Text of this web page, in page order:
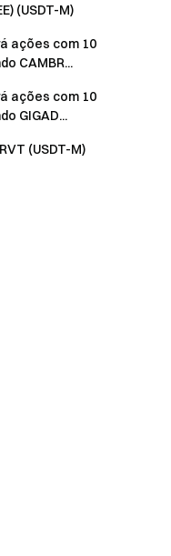
(USDT-M)
ações com 10
CAMBR...
ações com 10
GIGAD...
(USDT-M)